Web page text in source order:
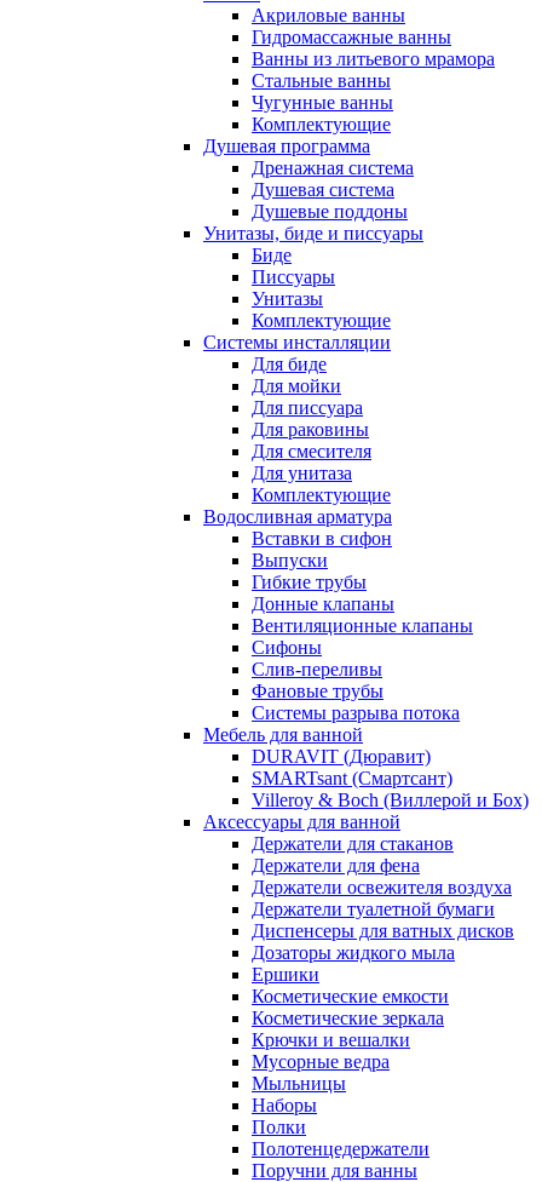
Акриловые ванны
Гидромассажные ванны
Ванны из литьевого мрамора
Стальные ванны
Чугунные ванны
Комплектующие
Душевая программа
Дренажная система
Душевая система
Душевые поддоны
Унитазы, биде и писсуары
Биде
Писсуары
Унитазы
Комплектующие
Системы инсталляции
Для биде
Для мойки
Для писсуара
Для раковины
Для смесителя
Для унитаза
Комплектующие
Водосливная арматура
Вставки в сифон
Выпуски
Гибкие трубы
Донные клапаны
Вентиляционные клапаны
Сифоны
Слив-переливы
Фановые трубы
Системы разрыва потока
Мебель для ванной
DURAVIT (Дюравит)
SMARTsant (Смартсант)
Villeroy & Boch (Виллерой и Бох)
Аксессуары для ванной
Держатели для стаканов
Держатели для фена
Держатели освежителя воздуха
Держатели туалетной бумаги
Диспенсеры для ватных дисков
Дозаторы жидкого мыла
Ершики
Косметические емкости
Косметические зеркала
Крючки и вешалки
Мусорные ведра
Мыльницы
Наборы
Полки
Полотенцедержатели
Поручни для ванны